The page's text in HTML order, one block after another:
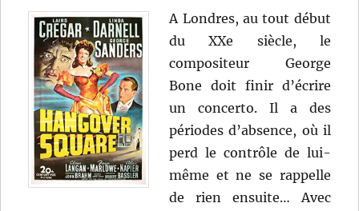
Huston
A Londres, au tout début
du XXe siècle, le
compositeur George
Bone doit finir d’écrire
un concerto. Il a des
périodes d’absence, où il
perd le contrôle de lui-
même et ne se rappelle
de rien ensuite… Avec